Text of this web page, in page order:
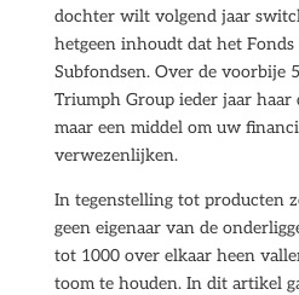
dochter wilt volgend jaar
hetgeen inhoudt dat het
Subfondsen. Over de voorbije
Triumph Group ieder jaar
maar een middel om uw
verwezenlijken.
In tegenstelling tot producten
geen eigenaar van de
tot 1000 over elkaar heen
toom te houden. In dit artikel